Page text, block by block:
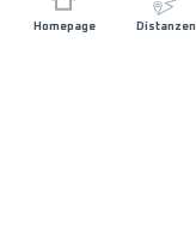
Homepage Distanzen